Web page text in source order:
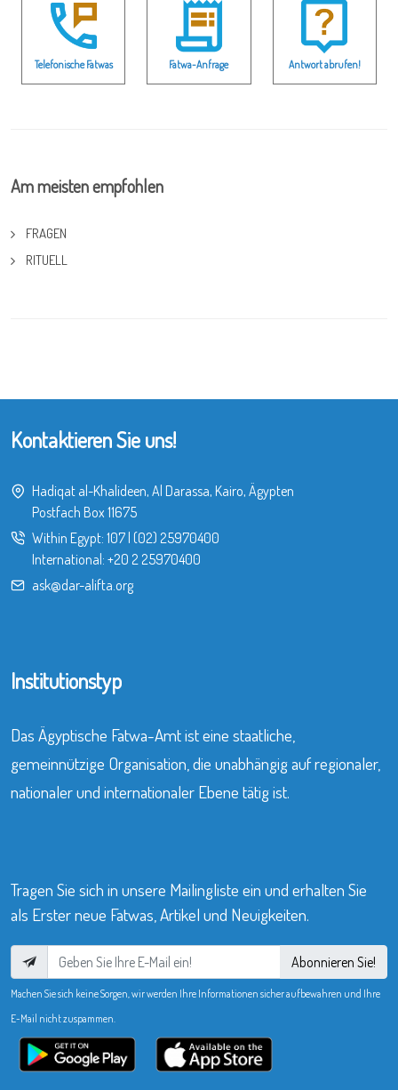
Telefonische Fatwas Fatwa-Anfrage Antwort abrufen!
Am meisten empfohlen
FRAGEN
RITUELL
Kontaktieren Sie uns!
Hadiqat al-Khalideen, Al Darassa, Kairo, Ägypten
Postfach Box 11675
Within Egypt: 107| (02) 25970400
International: +20 2 25970400
ask@dar-alifta.org
Institutionstyp
Das Ägyptische Fatwa-Amt ist eine staatliche,
gemeinnützige Organisation, die unabhängig auf regionaler,
nationaler und internationaler Ebene tätig ist.
Tragen Sie sich in unsere Mailingliste ein und erhalten Sie
als Erster neue Fatwas, Artikel und Neuigkeiten.
Abonnieren Sie!
Machen Sie sich keine Sorgen, wir werden Ihre Informationen sicher aufbewahren und Ihre
E-Mail nicht zuspammen.